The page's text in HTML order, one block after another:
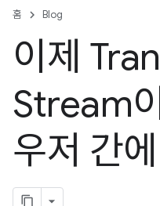
홈 Blog
이제
Stream
우저 간